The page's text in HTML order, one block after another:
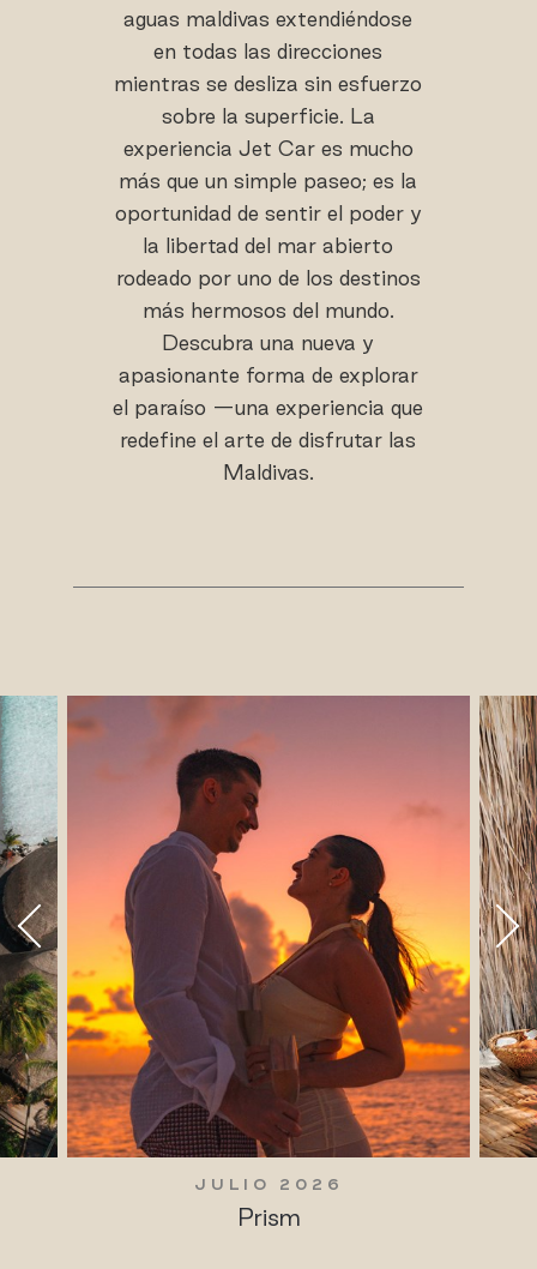
aguas maldivas extendiéndose
en todas las direcciones
mientras se desliza sin esfuerzo
sobre la superficie. La
experiencia Jet Car es mucho
más que un simple paseo; es la
oportunidad de sentir el poder y
la libertad del mar abierto
rodeado por uno de los destinos
más hermosos del mundo.
Descubra una nueva y
apasionante forma de explorar
el paraíso —una experiencia que
redefine el arte de disfrutar las
Maldivas.
JULIO 2026
Prism